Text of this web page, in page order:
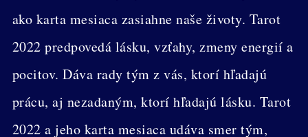
ako karta mesiaca zasiahne naše životy. Tarot
2022 predpovedá lásku, vzťahy, zmeny energií a
pocitov. Dáva rady tým z vás, ktorí hľadajú
prácu, aj nezadaným, ktorí hľadajú lásku. Tarot
2022 a jeho karta mesiaca udáva smer tým,